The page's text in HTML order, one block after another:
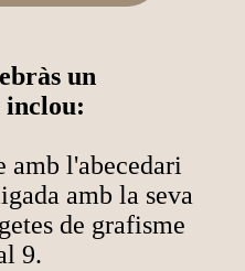
un
inclou:
amb l'abecedari
amb la seva
de grafisme
9.